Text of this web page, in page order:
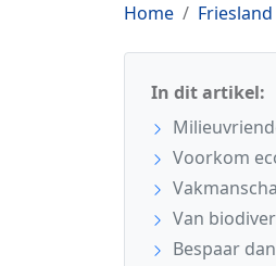
Home Friesland
In dit artikel:
Voorkom
Van
Bespaar